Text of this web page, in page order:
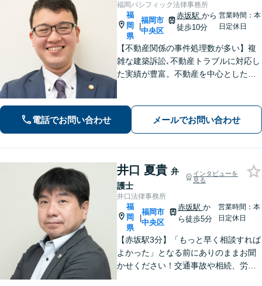
福岡パシフィック法律事務所
福
岡
県
|
福岡市
中央区
赤坂駅から
徒歩10分
営業時間：本
日定休日
【不動産関係の事件処理数が多い】複
雑な建築訴訟､不動産トラブルに対応し
た実績が豊富。不動産を中心とした相
法務、顧客とのトラブル、予防法務も
お任せ【六本松駅2分】
電話でお問い合わせ メールでお問い合わせ
井口 夏貴 弁
護士
インタビューを
見る
井口法律事務所
福
岡
県
|
福岡市
中央区
赤坂駅 か
ら徒歩5分
営業時間：本
日定休日
【赤坂駅3分】「もっと早く相談すれば
よかった」となる前にありのままお聞
かせください！交通事故や相続、労